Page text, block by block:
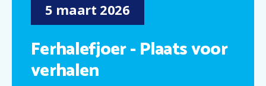
5 maart 2026
Ferhalefjoer - Plaats voor
verhalen